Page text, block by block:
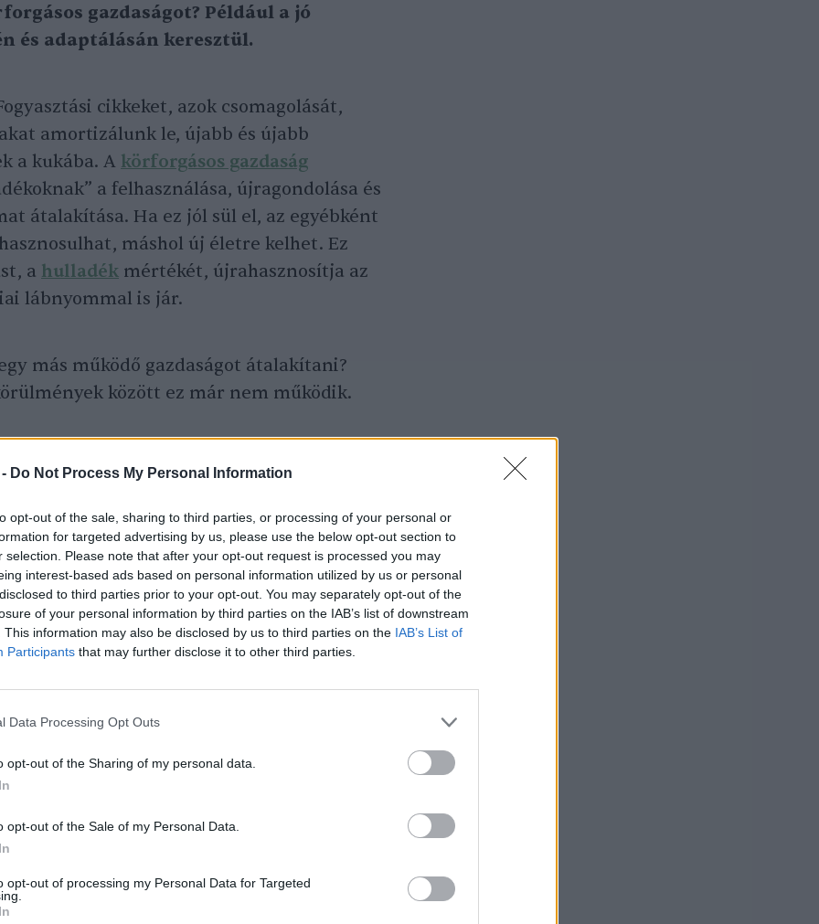
Do Not Process My Personal Information
opt-out of the sale, sharing to third parties, or processing of your personal or
for targeted advertising by us, please use the below opt-out section to
selection. Please note that after your opt-out request is processed you may
interest-based ads based on personal information utilized by us or personal
to third parties prior to your opt-out. You may separately opt-out of the
of your personal information by third parties on the IAB’s list of downstream
This information may also be disclosed by us to third parties on the IAB’s List of
Participants that may further disclose it to other third parties.
Data Processing Opt Outs
opt-out of the Sharing of my personal data.
opt-out of the Sale of my Personal Data.
opt-out of processing my Personal Data for Targeted
gazdaságot? Például a jó
és adaptálásán keresztül.
cikkeket, azok csomagolását,
amortizálunk le, újabb és újabb
a kukába. A körforgásos gazdaság
a felhasználása, újragondolása és
átalakítása. Ha ez jól sül el, az egyébként
máshol új életre kelhet. Ez
a hulladék mértékét, újrahasznosítja az
lábnyommal is jár.
más működő gazdaságot átalakítani?
között ez már nem működik.
biogáz – Podcast
alakítsuk a
használunk, úgy gondoljuk végtelen
Ez azonban egyáltalán nem igaz, hiszen
társadalom étvágya is nő. Érdekes
lecsökkenne a mindennapi
reklámok.